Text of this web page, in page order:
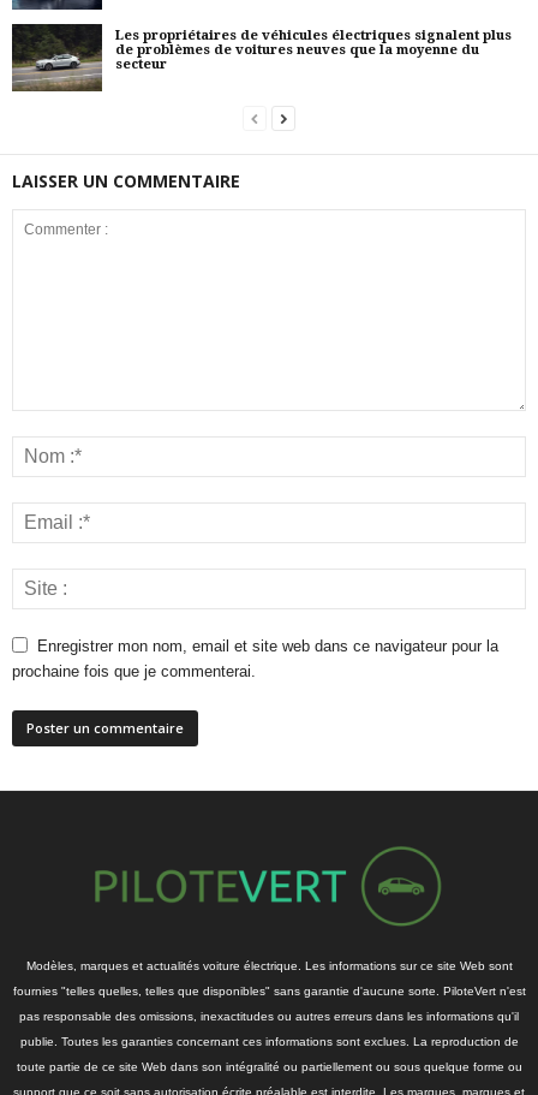
Les propriétaires de véhicules électriques signalent plus
de problèmes de voitures neuves que la moyenne du
secteur
LAISSER UN COMMENTAIRE
Enregistrer mon nom, email et site web dans ce navigateur pour la
prochaine fois que je commenterai.
Modèles, marques et actualités voiture électrique. Les informations sur ce site Web sont
fournies "telles quelles, telles que disponibles" sans garantie d'aucune sorte. PiloteVert n'est
pas responsable des omissions, inexactitudes ou autres erreurs dans les informations qu'il
publie. Toutes les garanties concernant ces informations sont exclues. La reproduction de
toute partie de ce site Web dans son intégralité ou partiellement ou sous quelque forme ou
support que ce soit sans autorisation écrite préalable est interdite. Les marques, marques et